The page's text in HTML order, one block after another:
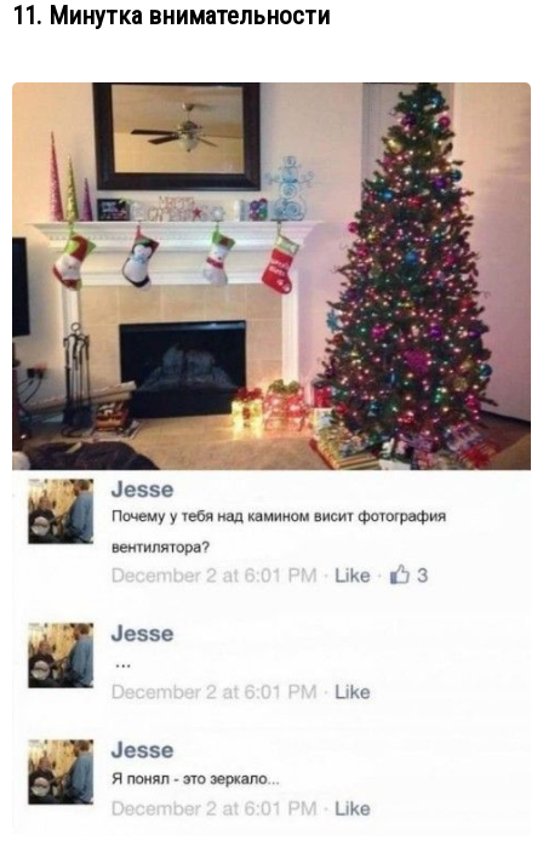
11. Минутка внимательности